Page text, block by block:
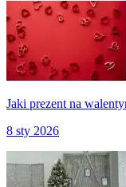
Jaki prezent na
8 sty 2026